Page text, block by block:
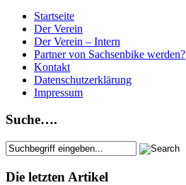
Startseite
Der Verein
Der Verein – Intern
Partner von Sachsenbike werden?
Kontakt
Datenschutzerklärung
Impressum
Suche….
Die letzten Artikel